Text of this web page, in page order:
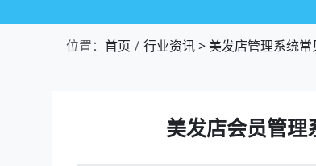
位置： 首页 行业资讯>美发店管理系统常
美发店会员管理